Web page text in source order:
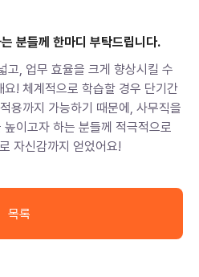
분들께 한마디 부탁드립니다.
고, 업무 효율을 크게 향상시킬 수
! 체계적으로 학습할 경우 단기간
용까지 가능하기 때문에, 사무직을
이고자 하는 분들께 적극적으로
자신감까지 얻었어요!
목록